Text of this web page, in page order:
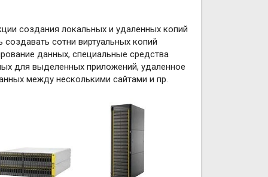
создания локальных и удаленных копий
сотни виртуальных копий
данных, специальные средства
для выделенных приложений, удаленное
между несколькими сайтами и пр.